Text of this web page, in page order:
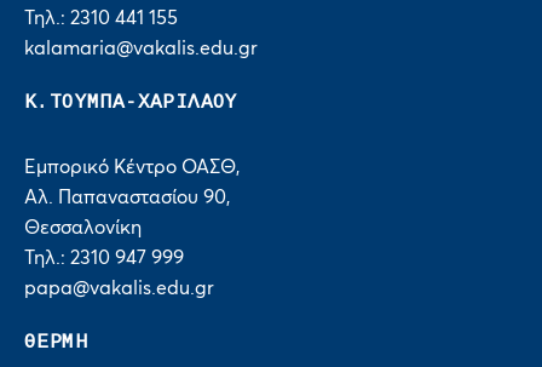
Τηλ.: 2310 441 155
kalamaria@vakalis.edu.gr
Κ.ΤΟΥΜΠΑ-ΧΑΡΙΛΑΟΥ
Εμπορικό Κέντρο ΟΑΣΘ,
Αλ. Παπαναστασίου 90,
Θεσσαλονίκη
Τηλ.: 2310 947 999
papa@vakalis.edu.gr
ΘΕΡΜΗ